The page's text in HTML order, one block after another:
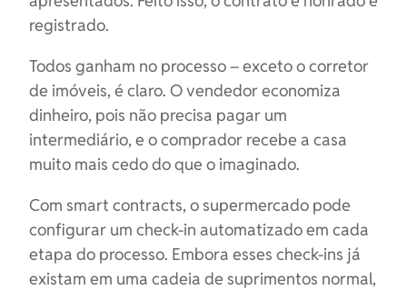
registrado.
Todos ganham no processo – exceto o corretor
de imóveis, é claro. O vendedor economiza
dinheiro, pois não precisa pagar um
intermediário, e o comprador recebe a casa
muito mais cedo do que o imaginado.
Com smart contracts, o supermercado pode
configurar um check-in automatizado em cada
etapa do processo. Embora esses check-ins já
existam em uma cadeia de suprimentos normal,